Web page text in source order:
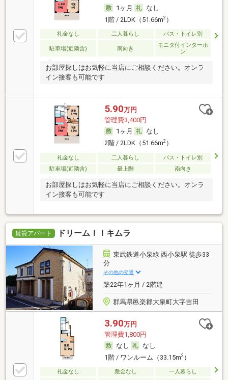
1ヶ月
なし
1階 / 2LDK（51.66m2）
礼金なし 二人暮らし バス・トイレ別
駐車場(近隣含) 南向き
モニタ付インターホ
ン
お部屋探しはお気軽に当店にご相談ください。オンラ
イン接客も可能です
5.90万円
管理費3,400円
1ヶ月
なし
2階 / 2LDK（51.66m2）
礼金なし 二人暮らし
バス・トイレ別
駐車場(近隣含)
最上階 南向き
お部屋探しはお気軽に当店にご相談ください。オンラ
イン接客も可能です
賃貸アパート ドリームＩＩキムラ
東武鉄道小泉線 西小泉駅 徒歩33
分
その他の交通
築22年1ヶ月 / 2階建
群馬県邑楽郡大泉町大字吉田
3.90万円
管理費1,800円
なし
なし
1階 / ワンルーム（33.15m2）
礼金なし 敷金なし
一人暮らし